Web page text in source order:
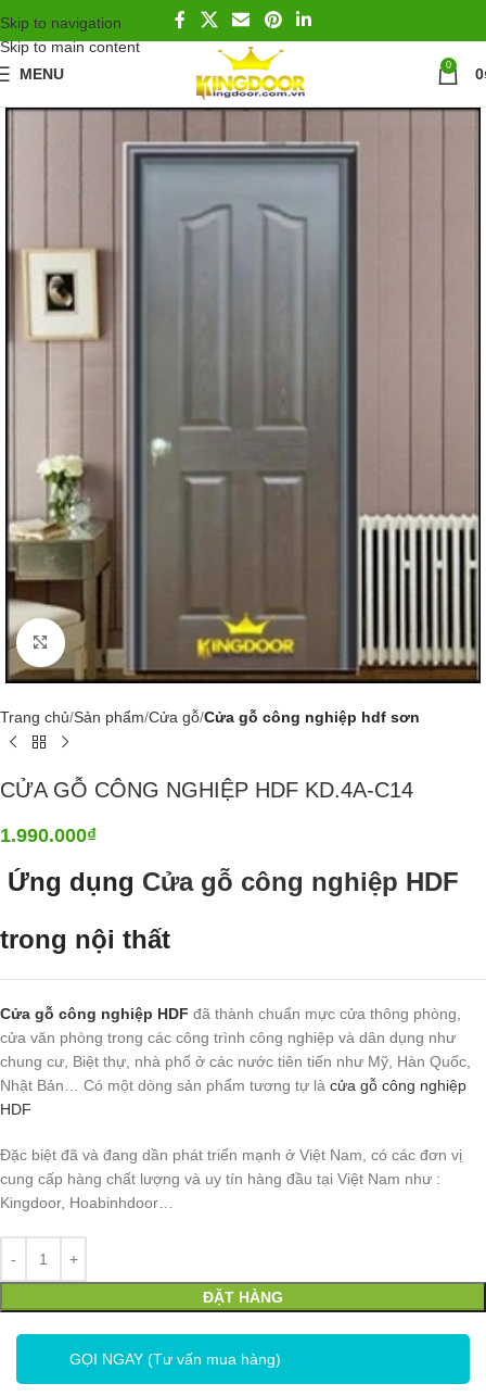
Skip to navigation
Skip to main content
MENU
0 0
Click to enlarge
Trang chủ Sản phẩm Cửa gỗ Cửa gỗ công nghiệp hdf sơn
CỬA GỖ CÔNG NGHIỆP HDF KD.4A-C14
1.990.000₫
Ứng dụng Cửa gỗ công nghiệp HDF
trong nội thất
Cửa gỗ công nghiệp HDF đã thành chuẩn mực cửa thông phòng,
cửa văn phòng trong các công trình công nghiệp và dân dụng như
chung cư, Biệt thự, nhà phố ở các nước tiên tiến như Mỹ, Hàn Quốc,
Nhật Bản… Có một dòng sản phẩm tương tự là cửa gỗ công nghiệp
HDF
Đặc biệt đã và đang dần phát triển mạnh ở Việt Nam, có các đơn vị
cung cấp hàng chất lượng và uy tín hàng đầu tại Việt Nam như :
Kingdoor, Hoabinhdoor…
ĐẶT HÀNG
GỌI NGAY (Tư vấn mua hàng)